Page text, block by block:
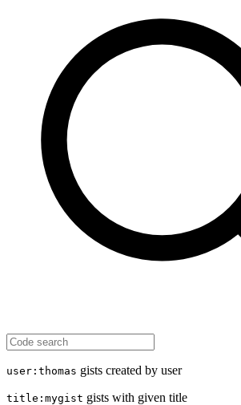
user:thomas gists created by user
title:mygist gists with given title